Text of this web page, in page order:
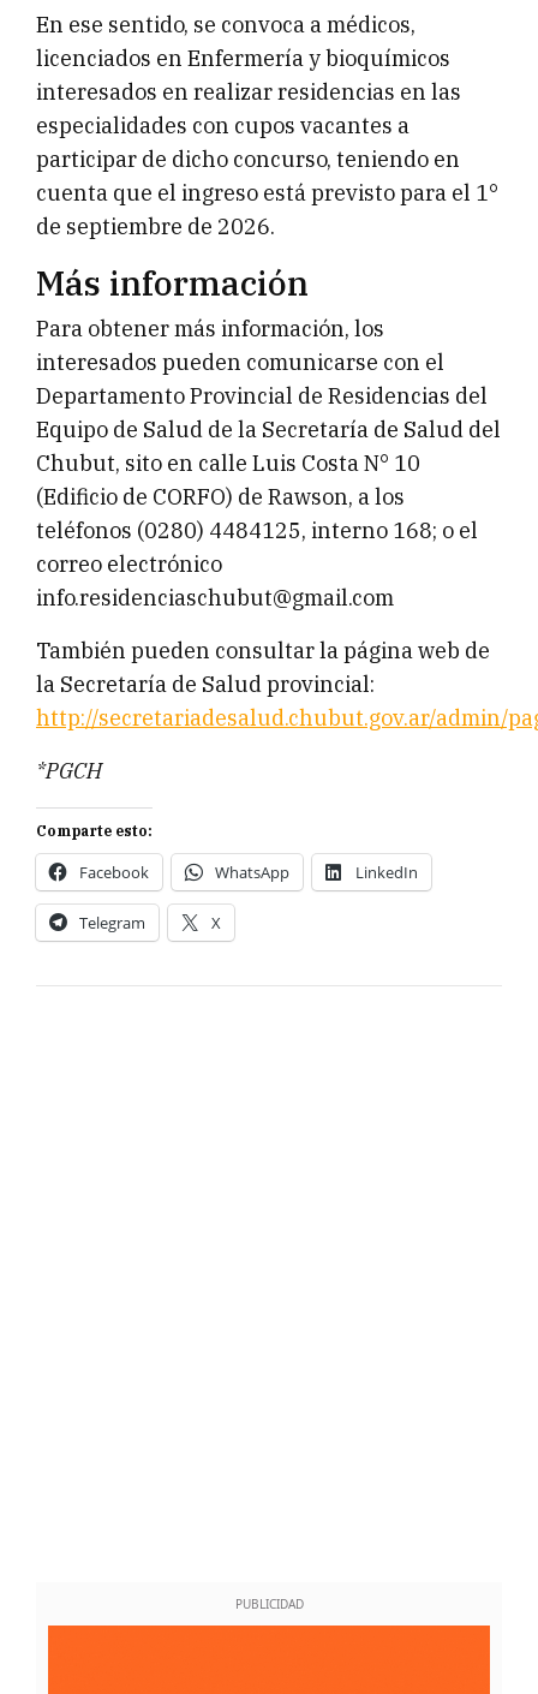
En ese sentido, se convoca a médicos,
licenciados en Enfermería y bioquímicos
interesados en realizar residencias en las
especialidades con cupos vacantes a
participar de dicho concurso, teniendo en
cuenta que el ingreso está previsto para el 1°
de septiembre de 2026.
Más información
Para obtener más información, los
interesados pueden comunicarse con el
Departamento Provincial de Residencias del
Equipo de Salud de la Secretaría de Salud del
Chubut, sito en calle Luis Costa N° 10
(Edificio de CORFO) de Rawson, a los
teléfonos (0280) 4484125, interno 168; o el
correo electrónico
info.residenciaschubut@gmail.com
También pueden consultar la página web de
la Secretaría de Salud provincial:
http://secretariadesalud.chubut.gov.ar/admin/
*PGCH
Comparte esto:
Facebook WhatsApp LinkedIn
Telegram X